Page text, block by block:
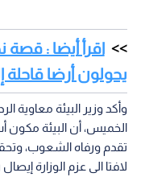
اقرأ أيضا : قصة
يحولون أرضا قاحلة
وأكد وزير البيئة معاوية
الخميس، أن البيئة
تقدم ورفاه الشعوب،
لافتا الى عزم الوزارة